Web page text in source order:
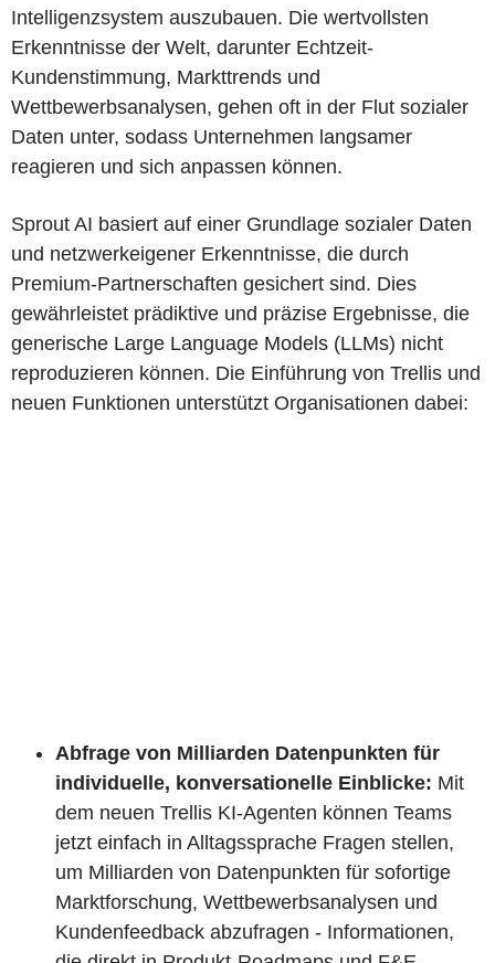
Intelligenzsystem auszubauen. Die wertvollsten
Erkenntnisse der Welt, darunter Echtzeit-
Kundenstimmung, Markttrends und
Wettbewerbsanalysen, gehen oft in der Flut sozialer
Daten unter, sodass Unternehmen langsamer
reagieren und sich anpassen können.
Sprout AI basiert auf einer Grundlage sozialer Daten
und netzwerkeigener Erkenntnisse, die durch
Premium-Partnerschaften gesichert sind. Dies
gewährleistet prädiktive und präzise Ergebnisse, die
generische Large Language Models (LLMs) nicht
reproduzieren können. Die Einführung von Trellis und
neuen Funktionen unterstützt Organisationen dabei:
Abfrage von Milliarden Datenpunkten für
individuelle, konversationelle Einblicke: Mit
dem neuen Trellis KI-Agenten können Teams
jetzt einfach in Alltagssprache Fragen stellen,
um Milliarden von Datenpunkten für sofortige
Marktforschung, Wettbewerbsanalysen und
Kundenfeedback abzufragen - Informationen,